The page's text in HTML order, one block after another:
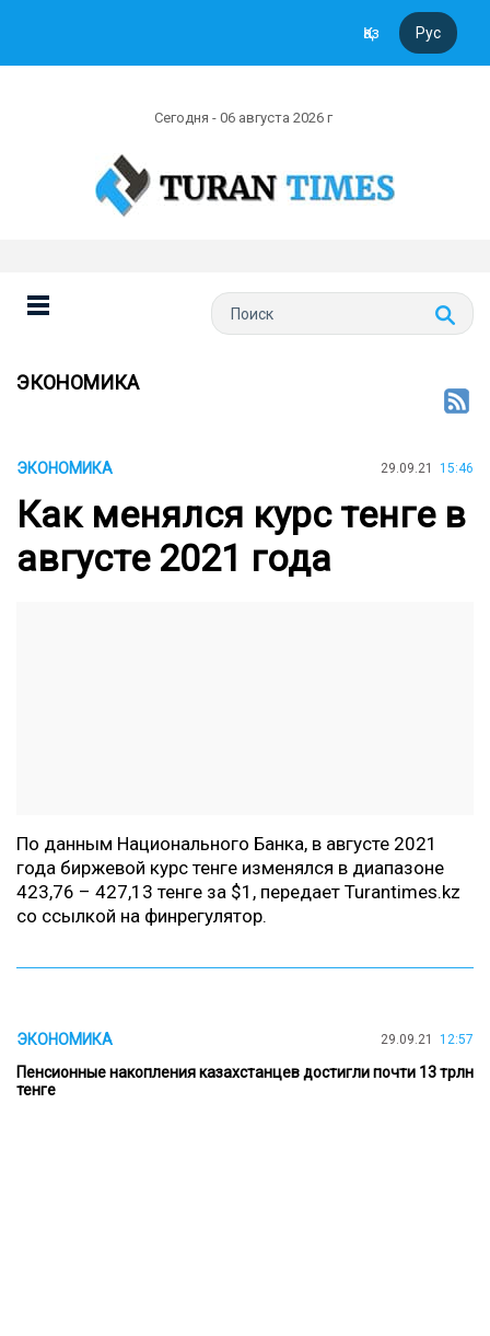
Қаз Рус
Сегодня - 06 августа 2026 г
ЭКОНОМИКА
ЭКОНОМИКА 29.09.21 15:46
Как менялся курс тенге в
августе 2021 года
По данным Национального Банка, в августе 2021
года биржевой курс тенге изменялся в диапазоне
423,76 – 427,13 тенге за $1, передает Turantimes.kz
со ссылкой на финрегулятор.
ЭКОНОМИКА 29.09.21 12:57
Пенсионные накопления казахстанцев достигли почти 13 трлн
тенге